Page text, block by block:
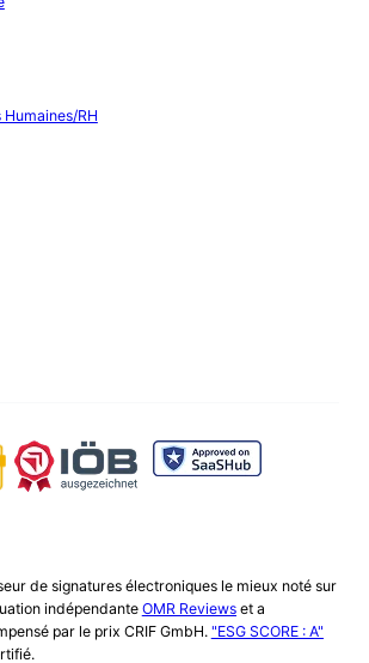
Humaines/RH
Xsur LinkedIn
de signatures électroniques le mieux noté sur
indépendante OMR Reviewset a
par le prix CRIF GmbH. "ESG SCORE : A"